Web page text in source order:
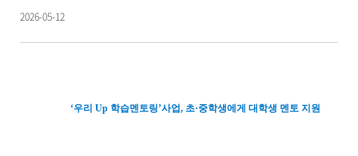
2026-05-12
‘우리 Up 학습멘토링’사업, 초·중학생에게 대학생 멘토 지원